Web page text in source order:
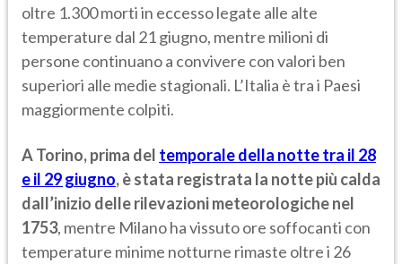
oltre 1.300 morti in eccesso legate alle alte
temperature dal 21 giugno, mentre milioni di
persone continuano a convivere con valori ben
superiori alle medie stagionali. L’Italia è tra i Paesi
maggiormente colpiti.
A Torino, prima del temporale della notte tra il 28
e il 29 giugno, è stata registrata la notte più calda
dall’inizio delle rilevazioni meteorologiche nel
1753, mentre Milano ha vissuto ore soffocanti con
temperature minime notturne rimaste oltre i 26